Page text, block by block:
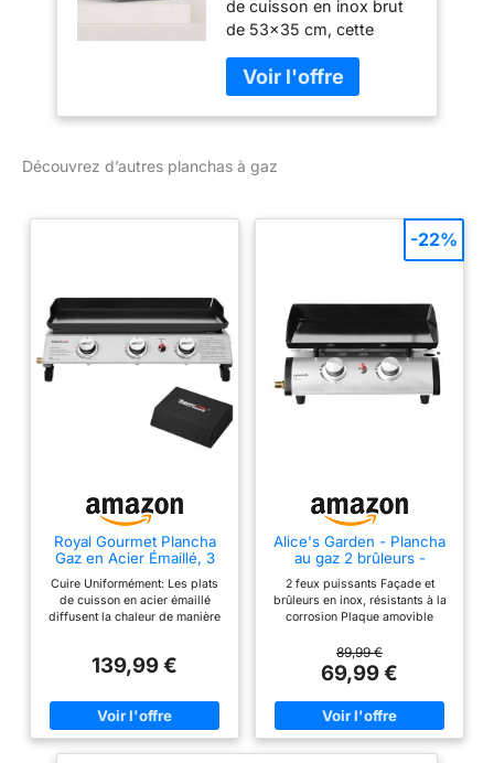
Nettoyage Facile
modèle Flamenco
de cuisson en inox brut
de 53x35 cm, cette
par 2 brûleurs d'une
puissance de 5 kW Cette
combinaison de taille et
permet de cuisiner
personnes, offrant des
températures proches de
300 degrés en moins de
Inox alimentaire de 6mm
Rebord anti-projection
Un bac à graisse simple
et efficace
Découvrez d’autres planchas à gaz
Royal Gourmet Plancha
Gaz en Acier Émaillé, 3
7.5kW, Surface Cuisson
63,5 x 36,5 cm, Portable
pour le Camping et l'
Cuire Uniformément: Les plats
de cuisson en acier émaillé
diffusent la chaleur de manière
fruits de mer ou des légumes,
perspectives culinaires.
Brûleurs puissants : 3 brûleurs
indépendants en acier
139,99 €
Alice's Garden - Plancha
au gaz 2 brûleurs -
Barbecue. Cuisine
extérieure. Plaque
émaillée. INOX
2 feux puissants Façade et
brûleurs en inox, résistants à la
corrosion Plaque amovible
Grande surface de cuisson
89,99 €
69,99 €
-22%